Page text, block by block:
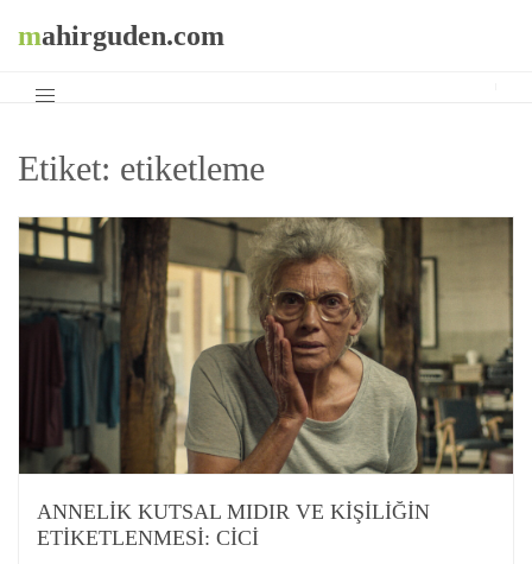
mahirguden.com
Etiket: etiketleme
ANNELIK KUTSAL MIDIR VE KIŞILIĞIN
ETIKETLENMESI: CICI